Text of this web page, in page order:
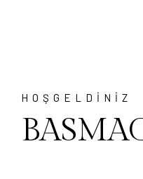
HOŞGELDİNİZ